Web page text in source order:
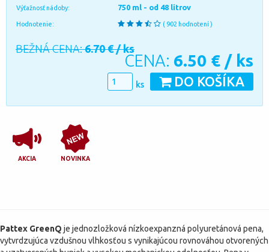
Výťažnosť nádoby: 750 ml - od 48 litrov
Hodnotenie: ( 902 hodnotení )
BEŽNÁ CENA:6.70 € / ks
CENA: 6.50 € / ks
DO KOŠÍKA
ks
AKCIA NOVINKA
Pattex GreenQ je jednozložková nízkoexpanzná polyuretánová pena,
vytvrdzujúca vzdušnou vlhkosťou s vynikajúcou rovnováhou otvorených